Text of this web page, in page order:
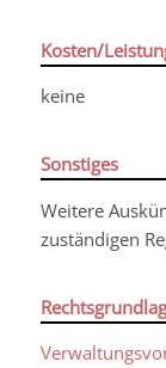
Kosten/
keine
Sonstiges
Weitere
zuständigen